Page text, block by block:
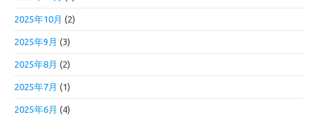
2025年10月 (2)
2025年9月 (3)
2025年8月 (2)
2025年7月 (1)
2025年6月 (4)